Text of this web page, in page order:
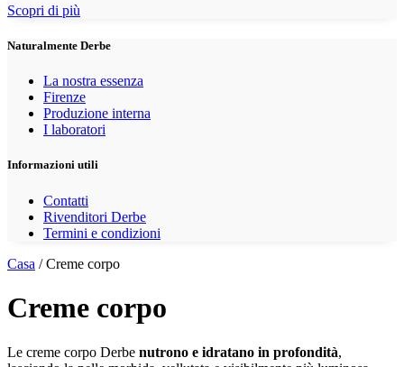
Scopri di più
Naturalmente Derbe
La nostra essenza
Firenze
Produzione interna
I laboratori
Informazioni utili
Contatti
Rivenditori Derbe
Termini e condizioni
Casa / Creme corpo
Creme corpo
Le creme corpo Derbe nutrono e idratano in profondità,